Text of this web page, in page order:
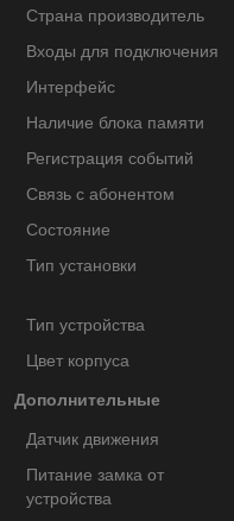
Страна производитель
Входы для подключения
Интерфейс
Наличие блока памяти
Регистрация событий
Связь с абонентом
Состояние
Тип установки
Тип устройства
Цвет корпуса
Дополнительные
Датчик движения
Питание замка от
устройства